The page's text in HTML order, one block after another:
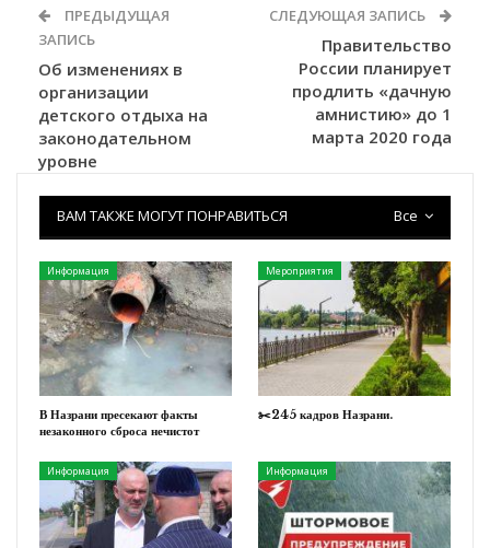
ПРЕДЫДУЩАЯ
ЗАПИСЬ
Об изменениях в
организации
детского отдыха на
законодательном
уровне
СЛЕДУЮЩАЯ ЗАПИСЬ
Правительство
России планирует
продлить «дачную
амнистию» до 1
марта 2020 года
Все
ВАМ ТАКЖЕ МОГУТ ПОНРАВИТЬСЯ
Информация
В Назрани пресекают факты
незаконного сброса нечистот
Мероприятия
✂️245 кадров Назрани.
Информация Информация